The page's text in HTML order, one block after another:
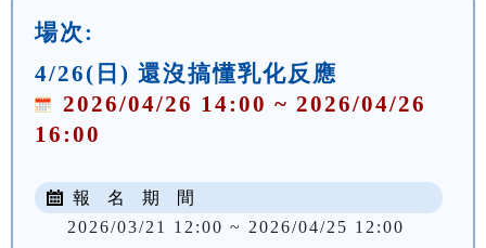
場次:
4/26(日) 還沒搞懂乳化反應
2026/04/26 14:00 ~ 2026/04/26
16:00
報 名 期 間
2026/03/21 12:00 ~ 2026/04/25 12:00